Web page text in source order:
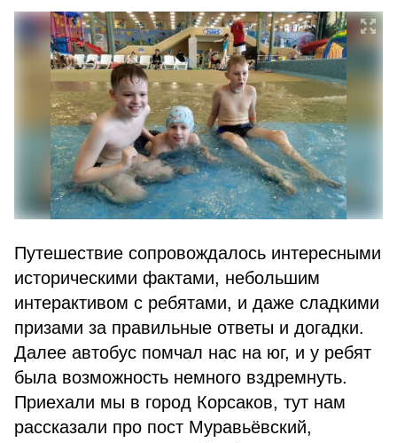
Путешествие сопровождалось интересными
историческими фактами, небольшим
интерактивом с ребятами, и даже сладкими
призами за правильные ответы и догадки.
Далее автобус помчал нас на юг, и у ребят
была возможность немного вздремнуть.
Приехали мы в город Корсаков, тут нам
рассказали про пост Муравьёвский,